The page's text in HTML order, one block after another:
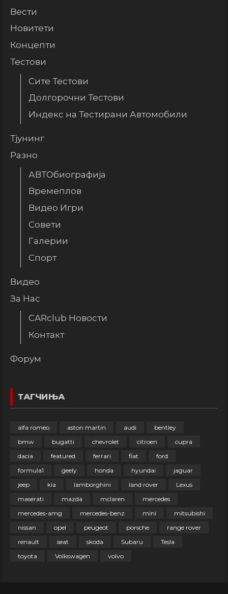
Вести
Новитети
Концепти
Тестови
Сите Тестови
Долгорочни Тестови
Индекс на Тестирани Автомобили
Тјунинг
Разно
АВТОбиографија
Времеплов
Видео Игри
Совети
Галерии
Спорт
Видео
За Нас
CARclub Новости
Контакт
Форум
ТАГЧИЊА
alfa romeo aston martin audi
bentley
bmw
bugatti chevrolet citroen
cupra
dacia
featured ferrari fiat
ford
formula1
geely honda hyundai
jaguar
jeep
kia lamborghini land rover
Lexus
maserati
mazda mclaren
mercedes
mercedes-amg
mercedes-benz mini
mitsubishi
nissan
opel peugeot porsche
range rover
renault
seat skoda Subaru
Tesla
toyota
Volkswagen volvo